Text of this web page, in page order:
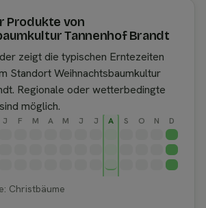
Produkte von
Tannenhof Brandt
zeigt die typischen Erntezeiten
Standort Weihnachtsbaumkultur
Regionale oder wetterbedingte
möglich.
J F M A M J J A S O N D
Christbäume